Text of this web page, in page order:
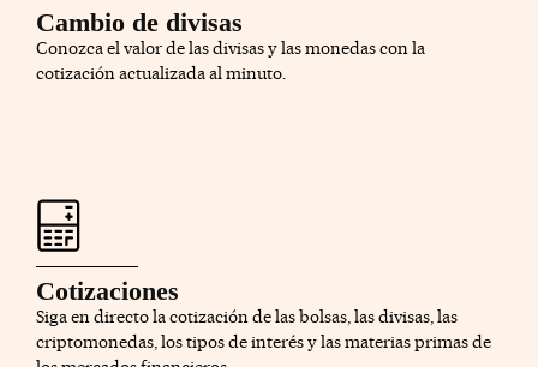
Cambio de divisas
Conozca el valor de las divisas y las monedas con la
cotización actualizada al minuto.
Cotizaciones
Siga en directo la cotización de las bolsas, las divisas, las
criptomonedas, los tipos de interés y las materias primas de